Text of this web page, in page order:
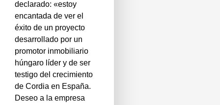
declarado: «estoy
encantada de ver el
éxito de un proyecto
desarrollado por un
promotor inmobiliario
húngaro líder y de ser
testigo del crecimiento
de Cordia en España.
Deseo a la empresa